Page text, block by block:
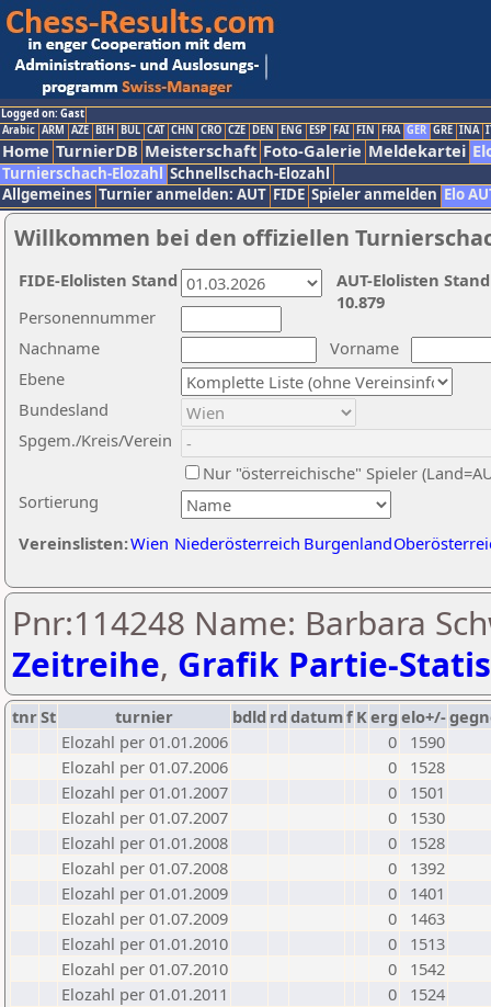
Logged on: Gast
Arabic ARM AZE BIH BUL CAT CHN CRO CZE DEN ENG ESP FAI FIN FRA GER GRE INA
Home TurnierDB Meisterschaft Foto-Galerie Meldekartei
Turnierschach-Elozahl Schnellschach-Elozahl
Allgemeines Turnier anmelden: AUT FIDE Spieler anmelden Elo
Willkommen bei den offiziellen
Nachname
Vorname
Ebene
Sortierung
Personennummer
Bundesland
Spgem./Kreis/Verein
Nur "österreichische" Spieler
Vereinslisten:Wien Niederösterreich Burgenland
AUT-Elolisten
10.879
FIDE-Elolisten Stand
Pnr:114248 Name: Barbara
Zeitreihe, Grafik Partie-
tnrSt turnier bdld rd datumf Kerg elo+/-
Elozahl per 01.01.2006
0
1590
Elozahl per 01.07.2006
0
1528
Elozahl per 01.01.2007
0
1501
Elozahl per 01.07.2007
0
1530
Elozahl per 01.01.2008
0
1528
Elozahl per 01.07.2008
0
1392
Elozahl per 01.01.2009
0
1401
Elozahl per 01.07.2009
0
1463
Elozahl per 01.01.2010
0
1513
Elozahl per 01.07.2010
0
1542
Elozahl per 01.01.2011
0
1524